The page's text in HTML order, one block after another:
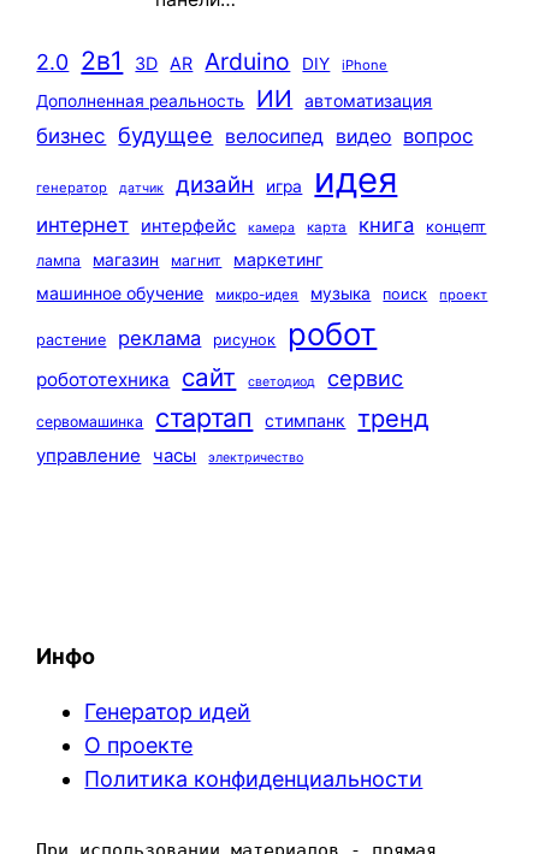
2.0 2в1 3D AR Arduino DIY iPhone
Дополненная реальность ИИ автоматизация
бизнес будущее велосипед видео вопрос
генератор датчик дизайн игра идея
интернет интерфейс камера карта книга
концепт
лампа
магазин магнит
маркетинг
машинное обучение
микро-идея музыка поиск проект
растение реклама рисунок робот
робототехника сайт светодиод сервис
сервомашинка стартап стимпанк тренд
управление часы электричество
Инфо
Генератор идей
О проекте
Политика конфиденциальности